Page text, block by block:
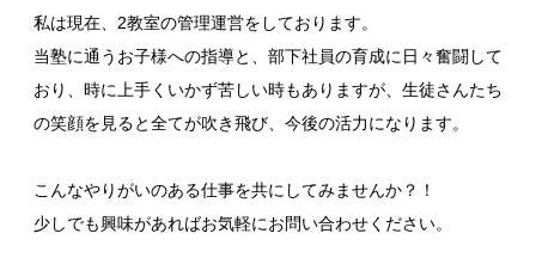
私は現在、2教室の管理運営をしております。
当塾に通うお子様への指導と、部下社員の育成に日々奮闘して
おり、時に上手くいかず苦しい時もありますが、生徒さんたち
の笑顔を見ると全てが吹き飛び、今後の活力になります。
こんなやりがいのある仕事を共にしてみませんか？！
少しでも興味があればお気軽にお問い合わせください。